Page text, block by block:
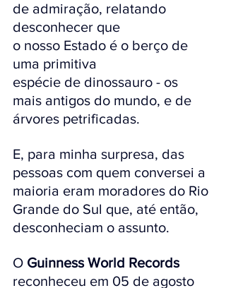
de admiração, relatando
desconhecer que
o nosso Estado é o berço de
uma primitiva
espécie de dinossauro - os
mais antigos do mundo, e de
árvores petrificadas.
E, para minha surpresa, das
pessoas com quem conversei a
maioria eram moradores do Rio
Grande do Sul que, até então,
desconheciam o assunto.
O Guinness World Records
reconheceu em 05 de agosto